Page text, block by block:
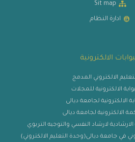
Sit map
ادارة النظام
الالكترونية
الالكتروني المدمج
الالكترونية للمجلات
الالكترونية لجامعة ديالى
الالكترونية لجامعة ديالى
الارشادية لارشاد النفسي والتوجيه التربوي
في جامعة ديالى(وحدة التعليم الالكتروني)